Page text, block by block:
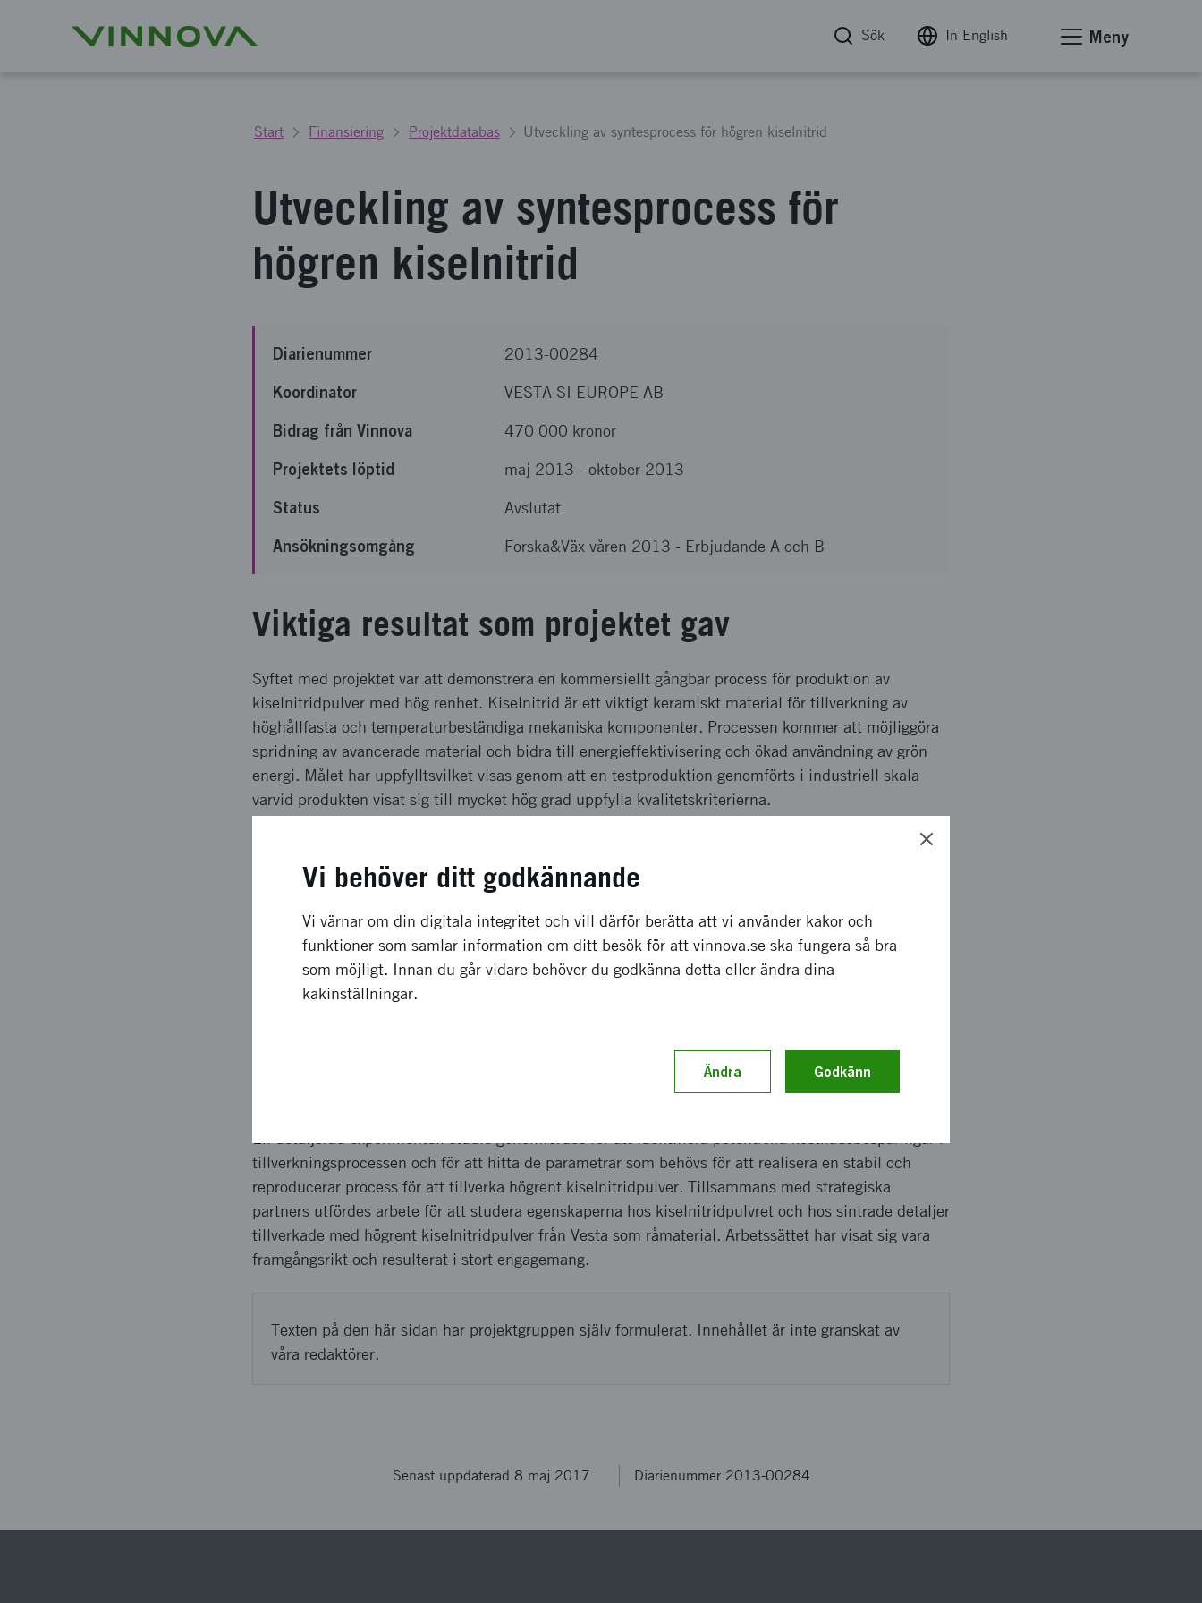
Sök In English Meny
Start Finansiering Projektdatabas Utveckling av syntesprocess för högren kiselnitrid
Utveckling av syntesprocess för
högren kiselnitrid
Diarienummer 2013-00284
Koordinator VESTA SI EUROPE AB
Bidrag från Vinnova 470 000 kronor
Projektets löptid maj 2013 - oktober 2013
Status Avslutat
Ansökningsomgång Forska&Väx våren 2013 - Erbjudande A och B
Viktiga resultat som projektet gav
Syftet med projektet var att demonstrera en kommersiellt gångbar process för produktion av
kiselnitridpulver med hög renhet. Kiselnitrid är ett viktigt keramiskt material för tillverkning av
höghållfasta och temperaturbeständiga mekaniska komponenter. Processen kommer att möjliggöra
spridning av avancerade material och bidra till energieffektivisering och ökad användning av grön
energi. Målet har uppfylltsvilket visas genom att en testproduktion genomförts i industriell skala
varvid produkten visat sig till mycket hög grad uppfylla kvalitetskriterierna.
till gagn genom energieffektivisering, produktivitetsökningar och minskade underhållskostnader.
Den förbättring av mekaniska egenskaper som ges av högren kiselnitrid kommer att bredda
möjligheterna till utformning av kritiska förslitningsdelar inom branscher som oljeindustri och
fordonstillverkning. Genom att projektet demonstrerat att kostnadseffektiv tillverkning är möjlig har
tillverkningsprocessen och för att hitta de parametrar som behövs för att realisera en stabil och
reproducerar process för att tillverka högrent kiselnitridpulver. Tillsammans med strategiska
partners utfördes arbete för att studera egenskaperna hos kiselnitridpulvret och hos sintrade detaljer
tillverkade med högrent kiselnitridpulver från Vesta som råmaterial. Arbetssättet har visat sig vara
framgångsrikt och resulterat i stort engagemang.
Texten på den här sidan har projektgruppen själv formulerat. Innehållet är inte granskat av
våra redaktörer.
Senast uppdaterad 8 maj 2017 Diarienummer 2013-00284
Vi behöver ditt godkännande
Vi värnar om din digitala integritet och vill därför berätta att vi använder kakor och
funktioner som samlar information om ditt besök för att vinnova.se ska fungera så bra
som möjligt. Innan du går vidare behöver du godkänna detta eller ändra dina
kakinställningar.
Ändra Godkänn